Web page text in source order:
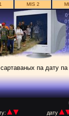
MIS 2
па дату
дату